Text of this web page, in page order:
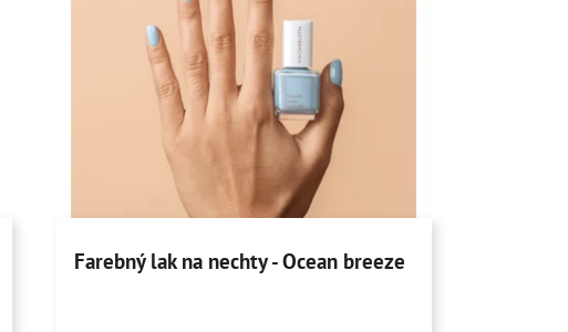
Farebný lak na nechty - Ocean breeze